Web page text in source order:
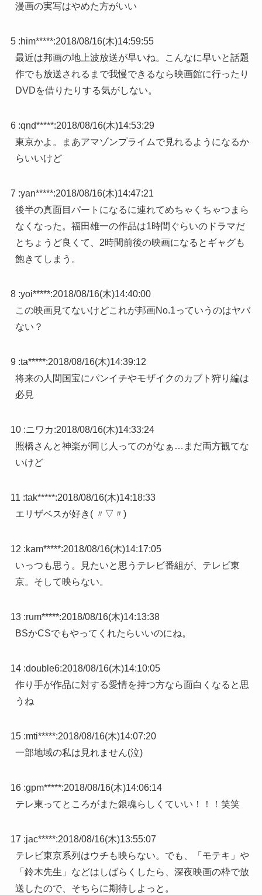
漫画の実写はやめた方がいい
5 :him*****:2018/08/16(木)14:59:55
最近は邦画の地上波放送が早いね。こんなに早いと話題
作でも放送されるまで我慢できるなら映画館に行ったり
DVDを借りたりする気がしない。
6 :qnd*****:2018/08/16(木)14:53:29
東京かよ。まあアマゾンプライムで見れるようになるか
らいいけど
7 :yan*****:2018/08/16(木)14:47:21
後半の真面目パートになるに連れてめちゃくちゃつまら
なくなった。福田雄一の作品は1時間ぐらいのドラマだ
とちょうど良くて、2時間前後の映画になるとギャグも
飽きてしまう。
8 :yoi*****:2018/08/16(木)14:40:00
この映画見てないけどこれが邦画No.1っていうのはヤバ
ない？
9 :ta*****:2018/08/16(木)14:39:12
将来の人間国宝にパンイチやモザイクのカブト狩り編は
必見
10 :ニワカ:2018/08/16(木)14:33:24
照橋さんと神楽が同じ人ってのがなぁ…まだ両方観てな
いけど
11 :tak*****:2018/08/16(木)14:18:33
エリザベスが好き( 〃▽〃)
12 :kam*****:2018/08/16(木)14:17:05
いっつも思う。見たいと思うテレビ番組が、テレビ東
京。そして映らない。
13 :rum*****:2018/08/16(木)14:13:38
BSかCSでもやってくれたらいいのにね。
14 :double6:2018/08/16(木)14:10:05
作り手が作品に対する愛情を持つ方なら面白くなると思
うね
15 :mti*****:2018/08/16(木)14:07:20
一部地域の私は見れません(泣)
16 :gpm*****:2018/08/16(木)14:06:14
テレ東ってところがまた銀魂らしくていい！！！笑笑
17 :jac*****:2018/08/16(木)13:55:07
テレビ東京系列はウチも映らない。でも、「モテキ」や
「鈴木先生」などはしばらくしたら、深夜映画の枠で放
送したので、そちらに期待しよっと。